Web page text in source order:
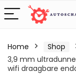
Home Shop
3,9 mm
wifi draagbare